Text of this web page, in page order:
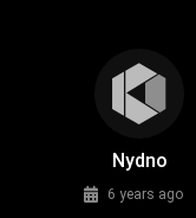
Nydno
6 years ago